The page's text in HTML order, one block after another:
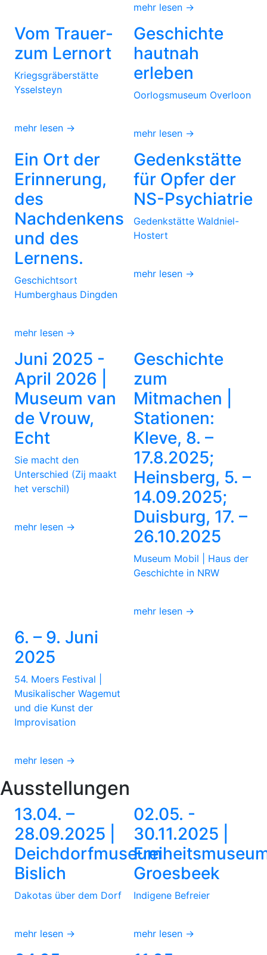
mehr lesen →
Vom Trauer-
zum Lernort
Kriegsgräberstätte
Ysselsteyn
mehr lesen →
Geschichte
hautnah
erleben
Oorlogsmuseum Overloon
mehr lesen →
Ein Ort der
Erinnerung,
des
Nachdenkens
und des
Lernens.
Geschichtsort
Humberghaus Dingden
mehr lesen →
Gedenkstätte
für Opfer der
NS-Psychiatrie
Gedenkstätte Waldniel-
Hostert
mehr lesen →
Juni 2025 -
April 2026 |
Museum van
de Vrouw,
Echt
Sie macht den
Unterschied (Zij maakt
het verschil)
mehr lesen →
Geschichte
zum
Mitmachen |
Stationen:
Kleve, 8. –
17.8.2025;
Heinsberg, 5. –
14.09.2025;
Duisburg, 17. –
26.10.2025
Museum Mobil | Haus der
Geschichte in NRW
mehr lesen →
6. – 9. Juni
2025
54. Moers Festival |
Musikalischer Wagemut
und die Kunst der
Improvisation
mehr lesen →
Ausstellungen
13.04. –
28.09.2025 |
Deichdorfmuseum
Bislich
Dakotas über dem Dorf
mehr lesen →
02.05. -
30.11.2025 |
Groesbeek
Indigene Befreier
mehr lesen →